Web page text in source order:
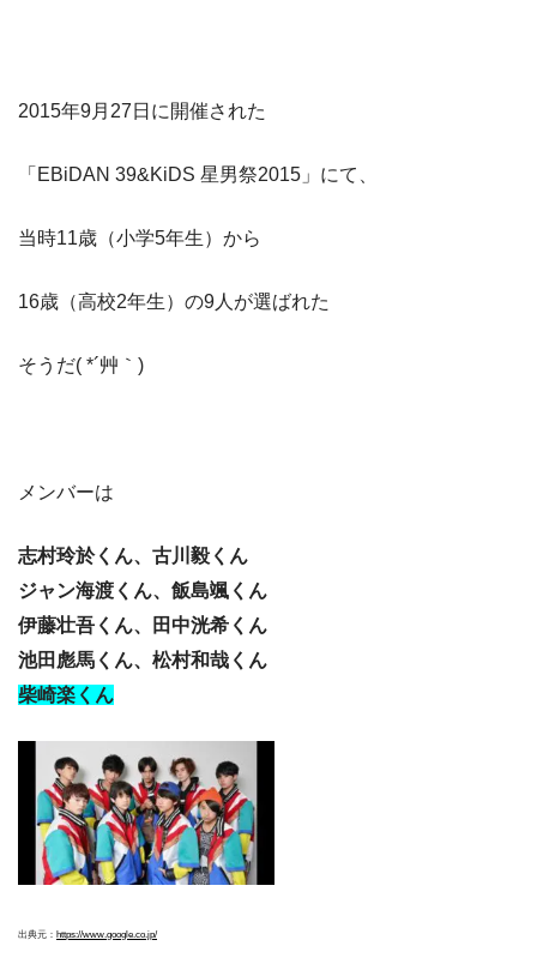
2015年9月27日に開催された
「EBiDAN 39&KiDS 星男祭2015」にて、
当時11歳（小学5年生）から
16歳（高校2年生）の9人が選ばれた
そうだ( *´艸｀)
メンバーは
志村玲於くん、古川毅くん
ジャン海渡くん、飯島颯くん
伊藤壮吾くん、田中洸希くん
池田彪馬くん、松村和哉くん
柴崎楽くん
出典元： https://www.google.co.jp/